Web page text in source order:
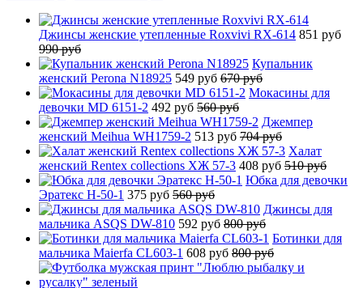
Джинсы женские утепленные Roxvivi RX-614 851 руб
990 руб
Купальник
женский Perona N18925 549 руб 670 руб
Мокасины для
девочки MD 6151-2 492 руб 560 руб
Джемпер
женский Meihua WH1759-2 513 руб 704 руб
Халат
женский Rentex collections ХЖ 57-3 408 руб 510 руб
Юбка для девочки
Эратекс H-50-1 375 руб 560 руб
Джинсы для
мальчика ASQS DW-810 592 руб 800 руб
Ботинки для
мальчика Maierfa CL603-1 608 руб 800 руб